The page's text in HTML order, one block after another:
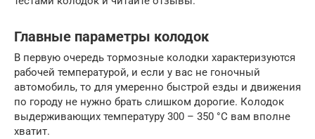
Главные параметры колодок
В первую очередь тормозные колодки характеризуются
рабочей температурой, и если у вас не гоночный
автомобиль, то для умеренно быстрой езды и движения
по городу не нужно брать слишком дорогие. Колодок
выдерживающих температуру 300 – 350 °C вам вполне
хватит.